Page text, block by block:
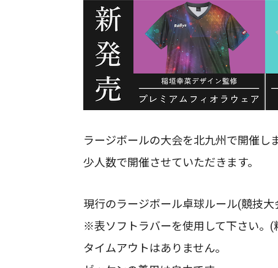
ラージボールの大会を北九州で開催しま
少人数で開催させていただきます。
現行のラージボール卓球ルール(競技大
※表ソフトラバーを使用して下さい。(
タイムアウトはありません。